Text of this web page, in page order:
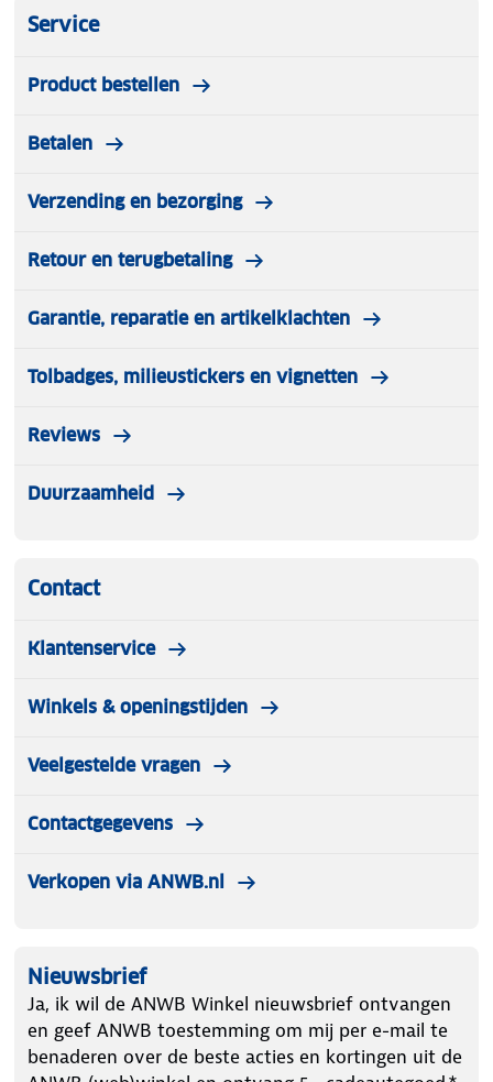
Details All Ride koffiezettapparaat
Vermogen: 300 Watt
Inhoud van kan: 1 Liter
Service
Product bestellen
Betalen
Verzending en bezorging
Retour en terugbetaling
Garantie, reparatie en artikelklachten
Tolbadges, milieustickers en vignetten
Reviews
Duurzaamheid
Contact
Klantenservice
Winkels & openingstijden
Veelgestelde vragen
Contactgegevens
Verkopen via ANWB.nl
Nieuwsbrief
Ja, ik wil de ANWB Winkel nieuwsbrief ontvangen
en geef ANWB toestemming om mij per e-mail te
benaderen over de beste acties en kortingen uit de